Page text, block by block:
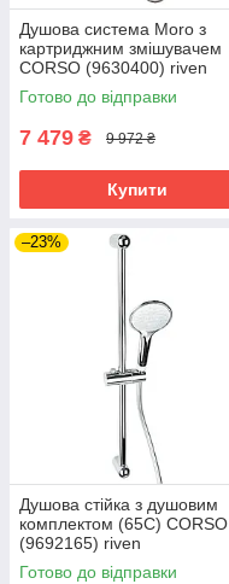
Душова система Moro з
картриджним змішувачем
CORSO (9630400) riven
Готово до відправки
7 479 ₴ 9 972 ₴
Купити
–23%
Душова стійка з душовим
комплектом (65C) CORSO
(9692165) riven
Готово до відправки